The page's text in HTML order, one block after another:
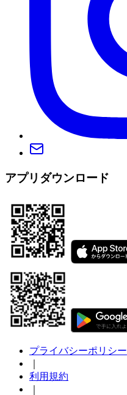
アプリダウンロード
プライバシーポリシー
利用規約